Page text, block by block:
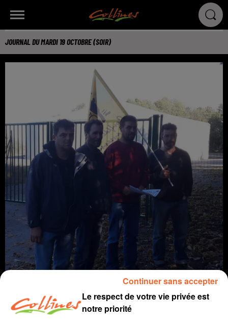
JOURNAL DU MARDI 19 OCTOBRE (SOIR)
Le respect de votre vie privée est
notre priorité
Continuer sans accepter